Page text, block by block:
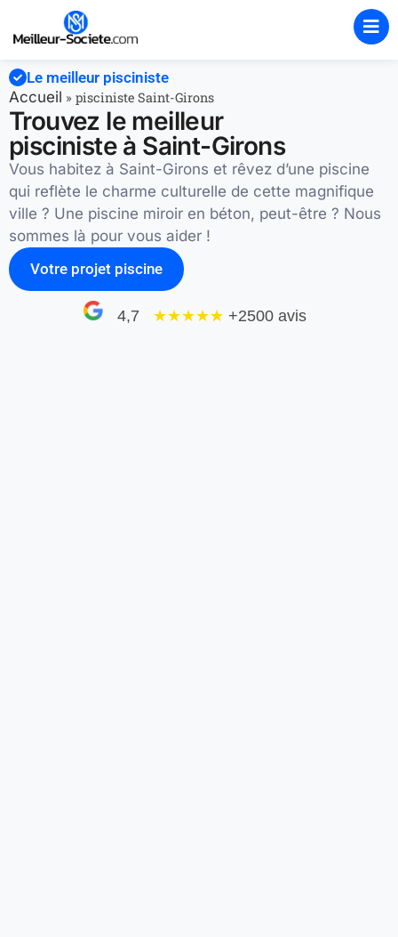
Le meilleur pisciniste
Accueil » pisciniste Saint-Girons
Trouvez le meilleur
pisciniste à Saint-Girons
Vous habitez à Saint-Girons et rêvez d’une piscine
qui reflète le charme culturelle de cette magnifique
ville ? Une piscine miroir en béton, peut-être ? Nous
sommes là pour vous aider !
Votre projet piscine
4,7 ★★★★★ +2500 avis